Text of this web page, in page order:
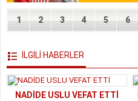
1 2 3 4 5 6
İLGİLİ HABERLER
NADİDE USLU VEFAT ETTİ